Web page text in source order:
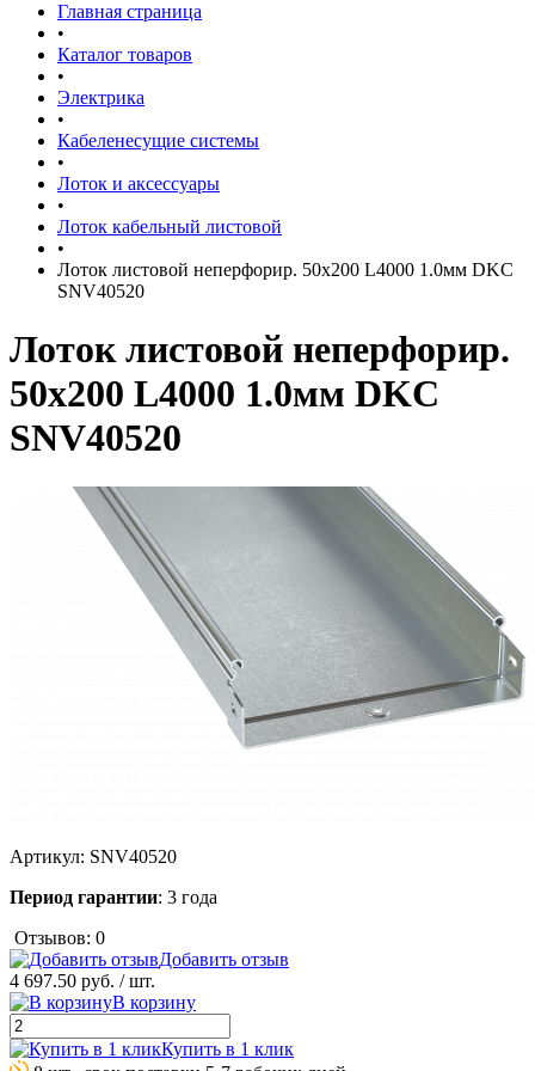
Главная страница
•
Каталог товаров
•
Электрика
•
Кабеленесущие системы
•
Лоток и аксессуары
•
Лоток кабельный листовой
•
Лоток листовой неперфорир. 50х200 L4000 1.0мм DKC
SNV40520
Лоток листовой неперфорир.
50х200 L4000 1.0мм DKC
SNV40520
Артикул: SNV40520
Период гарантии: 3 года
Отзывов: 0
Добавить отзыв
4 697.50 руб. / шт.
В корзину
Купить в 1 клик